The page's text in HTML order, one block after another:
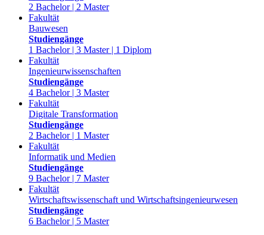
2 Bachelor | 2 Master
Fakultät
Bauwesen
Studiengänge
1 Bachelor | 3 Master | 1 Diplom
Fakultät
Ingenieurwissenschaften
Studiengänge
4 Bachelor | 3 Master
Fakultät
Digitale Transformation
Studiengänge
2 Bachelor | 1 Master
Fakultät
Informatik und Medien
Studiengänge
9 Bachelor | 7 Master
Fakultät
Wirtschaftswissenschaft und Wirtschaftsingenieurwesen
Studiengänge
6 Bachelor | 5 Master